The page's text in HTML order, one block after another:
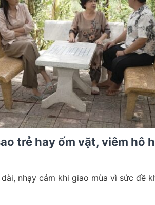
trẻ hay ốm vặt, viêm hô
nhạy cảm khi giao mùa vì sức đề